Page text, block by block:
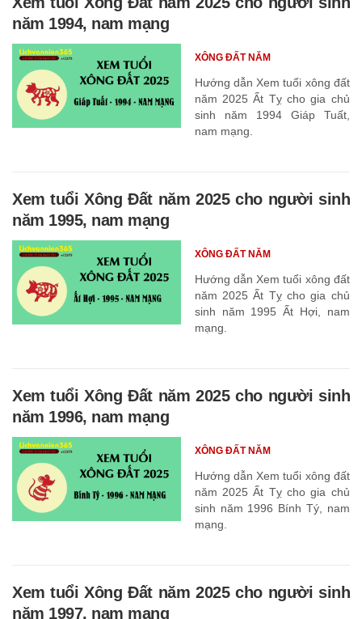
năm 1994, nam mạng
Hướng dẫn Xem tuổi xông đất
năm 2025 Ất Tỵ cho gia chủ
sinh năm 1994 Giáp Tuất,
nam mạng.
XÔNG ĐẤT NĂM
Xem tuổi Xông Đất năm 2025 cho người sinh
năm 1995, nam mạng
Hướng dẫn Xem tuổi xông đất
năm 2025 Ất Tỵ cho gia chủ
sinh năm 1995 Ất Hợi, nam
mạng.
XÔNG ĐẤT NĂM
Xem tuổi Xông Đất năm 2025 cho người sinh
năm 1996, nam mạng
Hướng dẫn Xem tuổi xông đất
năm 2025 Ất Tỵ cho gia chủ
sinh năm 1996 Bính Tý, nam
mạng.
XÔNG ĐẤT NĂM
Xem tuổi Xông Đất năm 2025 cho người sinh
năm 1997, nam mạng